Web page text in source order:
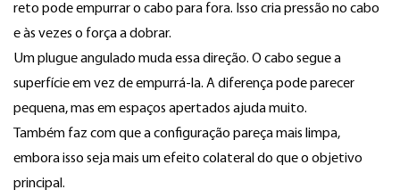
reto pode empurrar o cabo para fora. Isso cria pressão no cabo
e às vezes o força a dobrar.
Um plugue angulado muda essa direção. O cabo segue a
superfície em vez de empurrá-la. A diferença pode parecer
pequena, mas em espaços apertados ajuda muito.
Também faz com que a configuração pareça mais limpa,
embora isso seja mais um efeito colateral do que o objetivo
principal.